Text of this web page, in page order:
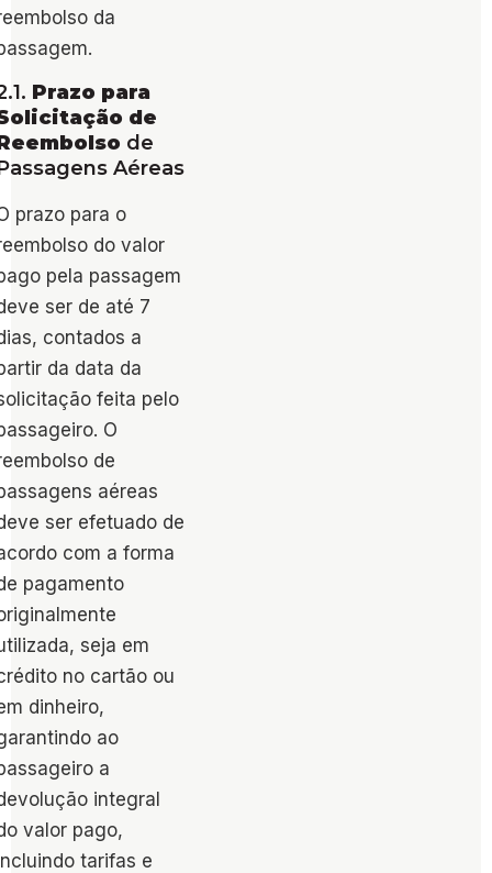
da
Prazo para
de
de
Aéreas
prazo para o
do valor
pela passagem
ser de até 7
contados a
da data da
feita pelo
O
de
aéreas
ser efetuado de
com a forma
pagamento
seja em
no cartão ou
dinheiro,
ao
a
integral
valor pago,
tarifas e